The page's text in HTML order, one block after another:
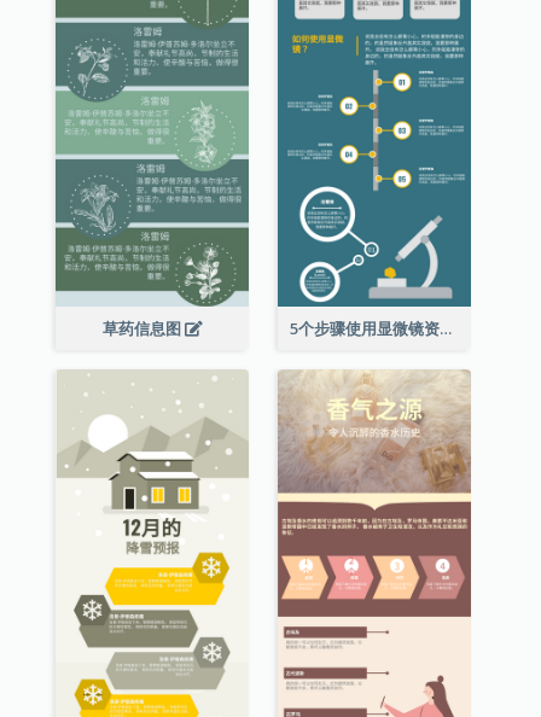
草药信息图 5个步骤使用显微镜资料图